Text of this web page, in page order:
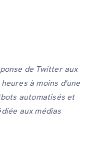
de Twitter aux
à moins d'une
automatisés et
aux médias